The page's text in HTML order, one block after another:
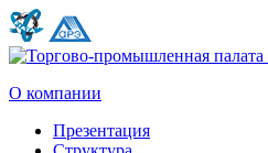
О компании
Презентация